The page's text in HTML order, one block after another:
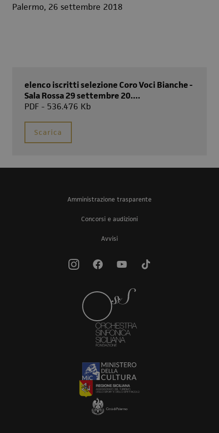
Palermo, 26 settembre 2018
elenco iscritti selezione Coro Voci Bianche -
Sala Rossa 29 settembre 20....
PDF - 536.476 Kb
Scarica
Amministrazione trasparente
Concorsi e audizioni
Avvisi